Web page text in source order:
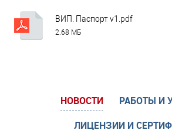
ВИП. Паспорт v1.pdf
2.68 МБ
НОВОСТИ
РАБОТЫ И
ЛИЦЕНЗИИ И